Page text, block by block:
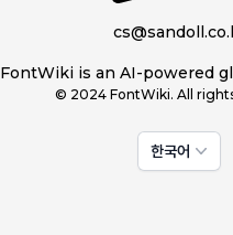
FontWiki is an AI-powered
© 2024 FontWiki. All
한국어